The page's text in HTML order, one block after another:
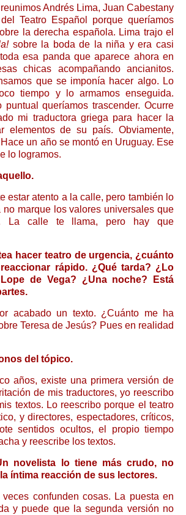
Andrés Lima, Juan Cabestany
Teatro Español porque queríamos
la derecha española. Lima trajo el
sobre la boda de la niña y era casi
esa panda que aparece ahora en
chicas acompañando ancianitos.
que se imponía hacer algo. Lo
tiempo y lo armamos enseguida.
puntual queríamos trascender. Ocurre
mi traductora griega para hacer la
elementos de su país. Obviamente,
un año se montó en Uruguay. Ese
lo logramos.
estar atento a la calle, pero también lo
marque los valores universales que
La calle te llama, pero hay que
hacer teatro de urgencia, ¿cuánto
reaccionar rápido. ¿Qué tarda? ¿Lo
de Vega? ¿Una noche? Está
acabado un texto. ¿Cuánto me ha
Teresa de Jesús? Pues en realidad
del tópico.
años, existe una primera versión de
de mis traductores, yo reescribo
textos. Lo reescribo porque el teatro
y directores, espectadores, críticos,
sentidos ocultos, el propio tiempo
y reescribe los textos.
novelista lo tiene más crudo, no
íntima reacción de sus lectores.
confunden cosas. La puesta en
y puede que la segunda versión no